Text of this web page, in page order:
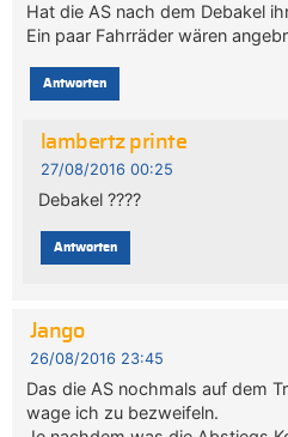
Hat die AS nach dem Debakel
Ein paar Fahrräder wären
Antworten
lambertz printe
27/08/2016 00:25
Debakel ????
Antworten
Jango
26/08/2016 23:45
Das die AS nochmals auf dem
wage ich zu bezweifeln.